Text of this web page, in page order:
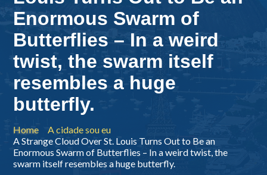
Enormous Swarm of
Butterflies – In a weird
twist, the swarm itself
resembles a huge
butterfly.
Home
A cidade sou eu
A Strange Cloud Over St. Louis Turns Out to Be an
Enormous Swarm of Butterflies – In a weird twist, the
swarm itself resembles a huge butterfly.